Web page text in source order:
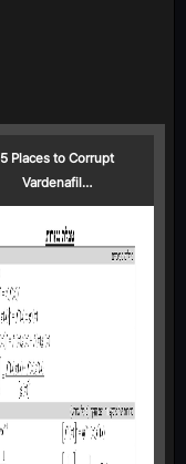
5 Places to Corrupt
Vardenafil…